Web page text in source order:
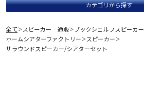
カテゴリから探す
全て＞ スピーカー 通販＞ブックシェルフスピーカー
ホームシアターファクトリー＞ スピーカー＞
サラウンドスピーカー/シアターセット